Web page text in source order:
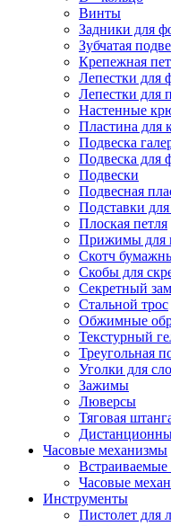
Винты
Задники для
Зубчатая
Крепежная
Лепестки для
Лепестки для
Настенные
Пластина для
Подвеска
Подвеска для
Подвески
Подвесная
Подставки для
Плоская петля
Прижимы для
Скотч
Скобы для
Секретный
Стальной трос
Обжимные
Текстурный
Треугольная
Уголки для
Зажимы
Люверсы
Тяговая
Часовые механизмы
Часовые
Инструменты
Пистолет для